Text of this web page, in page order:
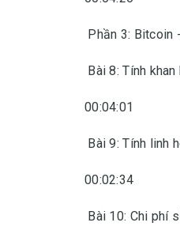
Phần 3: Bitcoin
Bài 8: Tính khan
00:04:01
Bài 9: Tính linh
00:02:34
Bài 10: Chi phí